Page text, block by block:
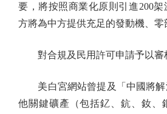
要，將按照商業化原則引進200
方將為中方提供充足的發動機、零
對合規及民用許可申請予以審
美白宮網站曾提及「中國將解
他關鍵礦產（包括釔、鈧、釹、